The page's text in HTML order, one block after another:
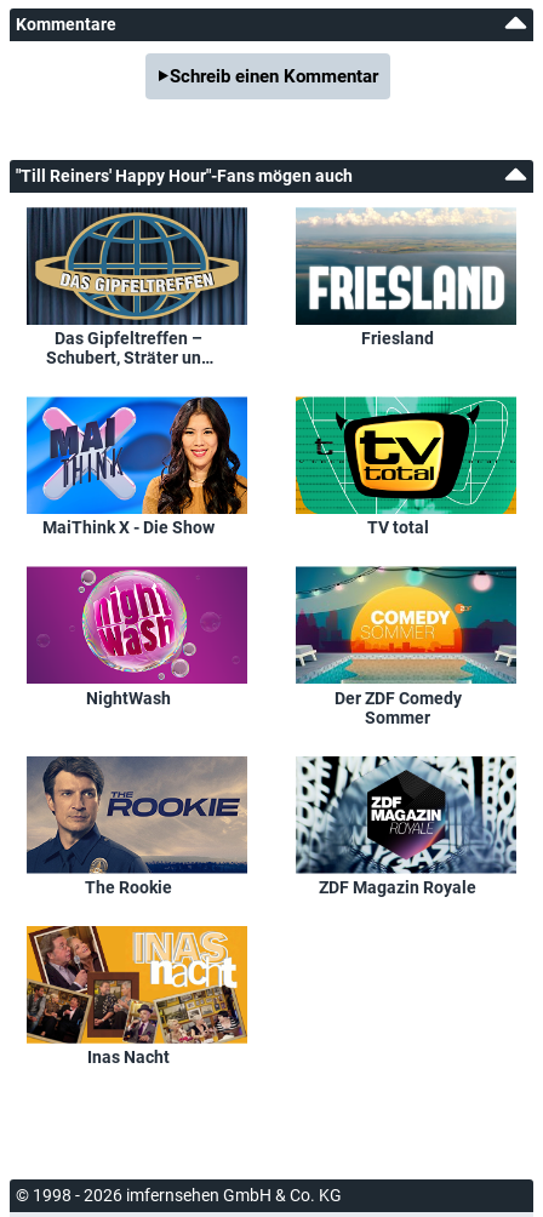
Kommentare
Schreib einen Kommentar
"Till Reiners' Happy Hour"-Fans mögen auch
Das Gipfeltreffen –
Schubert, Sträter und
Friesland
MaiThink X - Die Show TV total
NightWash
Der ZDF Comedy
Sommer
The Rookie ZDF Magazin Royale
Inas Nacht
© 1998 - 2026 imfernsehen GmbH & Co. KG